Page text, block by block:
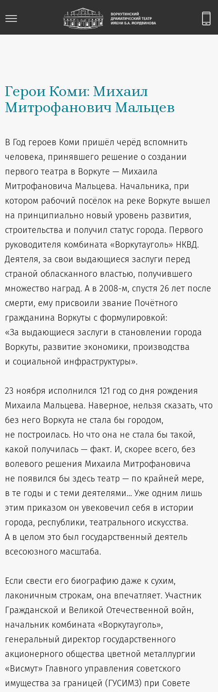
Герои Коми: Михаил
Митрофанович Мальцев
В Год героев Коми пришёл черёд вспомнить
человека, принявшего решение о создании
первого театра в Воркуте — Михаила
Митрофановича Мальцева. Начальника, при
котором рабочий посёлок на реке Воркуте вышел
на принципиально новый уровень развития,
строительства и получил статус города. Первого
руководителя комбината «Воркутауголь» НКВД.
Деятеля, за свои выдающиеся заслуги перед
страной обласканного властью, получившего
множество наград. А в 2008-м, спустя 26 лет после
смерти, ему присвоили звание Почётного
гражданина Воркуты с формулировкой:
«За выдающиеся заслуги в становлении города
Воркуты, развитие экономики, производства
и социальной инфраструктуры».
23 ноября исполнился 121 год со дня рождения
Михаила Мальцева. Наверное, нельзя сказать, что
без него Воркута не стала бы городом,
не построилась. Но что она не стала бы такой,
какой получилась — факт. И, скорее всего, без
волевого решения Михаила Митрофановича
не появился бы здесь театр — по крайней мере,
в те годы и с теми деятелями… Уже одним лишь
этим приказом он увековечил себя в истории
города, республики, театрального искусства.
А в целом это был государственный деятель
всесоюзного масштаба.
Если свести его биографию даже к сухим,
лаконичным строкам, она впечатляет. Участник
Гражданской и Великой Отечественной войн,
начальник комбината «Воркутауголь»,
генеральный директор государственного
акционерного общества цветной металлургии
«Висмут» Главного управления советского
имущества за границей (ГУСИМЗ) при Совете